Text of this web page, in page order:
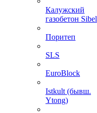
Калужский
газобетон Sibel
Поритеп
SLS
EuroBlock
Istkult (бывш.
Ytong)